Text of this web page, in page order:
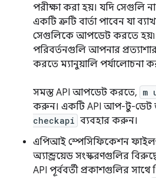
পরীক্ষা করা হয়। যদি সেগুলি
একটি ত্রুটি বার্তা পাবেন যা
সেগুলিকে আপডেট করতে
পরিবর্তনগুলি আপনার
করতে ম্যানুয়ালি পর্যালোচনা
সমস্ত API আপডেট করতে, m
করুন। একটি API আপ-টু-ডেট
checkapi ব্যবহার করুন।
এপিআই স্পেসিফিকেশন
অ্যান্ড্রয়েড সংস্করণগুলির
API পূর্ববর্তী প্রকাশগুলির সাথে